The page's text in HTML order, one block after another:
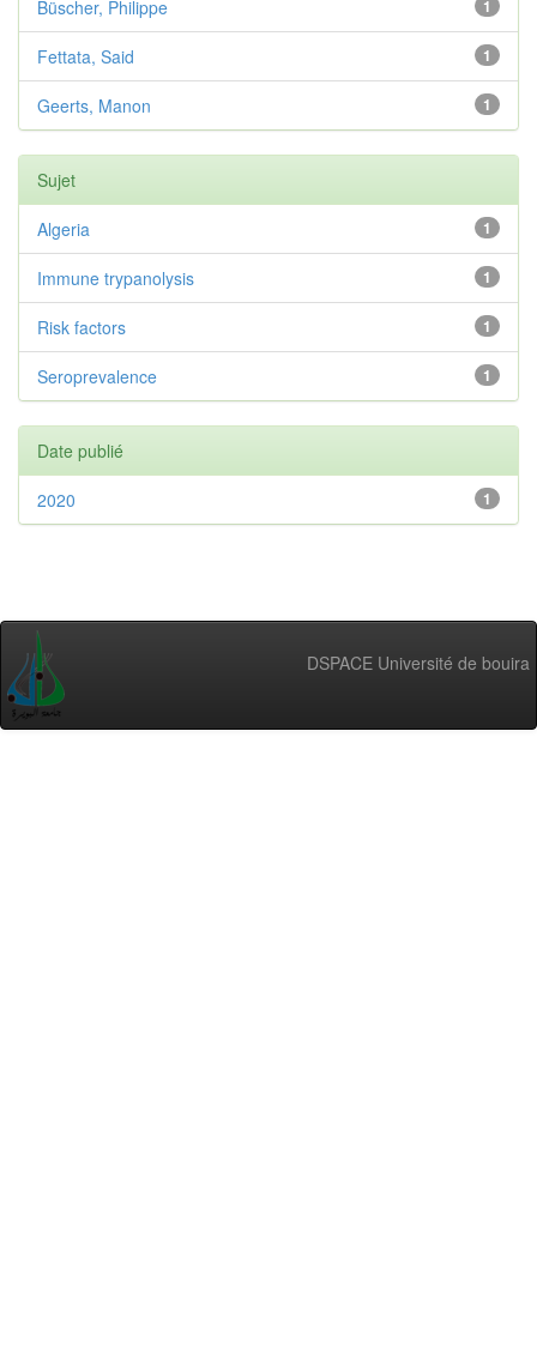
1
Büscher, Philippe
1
Fettata, Said
1
Geerts, Manon
Sujet
1
Algeria
1
Immune trypanolysis
1
Risk factors
1
Seroprevalence
Date publié
1
2020
DSPACE Université de bouira